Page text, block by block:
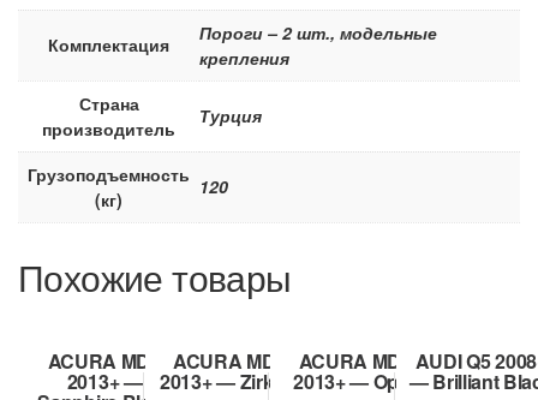
Комплектация
Пороги – 2 шт., модельные
крепления
Страна
производитель
Турция
Грузоподъемность
(кг)
120
Похожие товары
ACURA MDX
2013+ —
ACURA MDX
2013+ — Zirkon
ACURA MDX
2013+ — Opal
AUDI Q5
— Brilliant